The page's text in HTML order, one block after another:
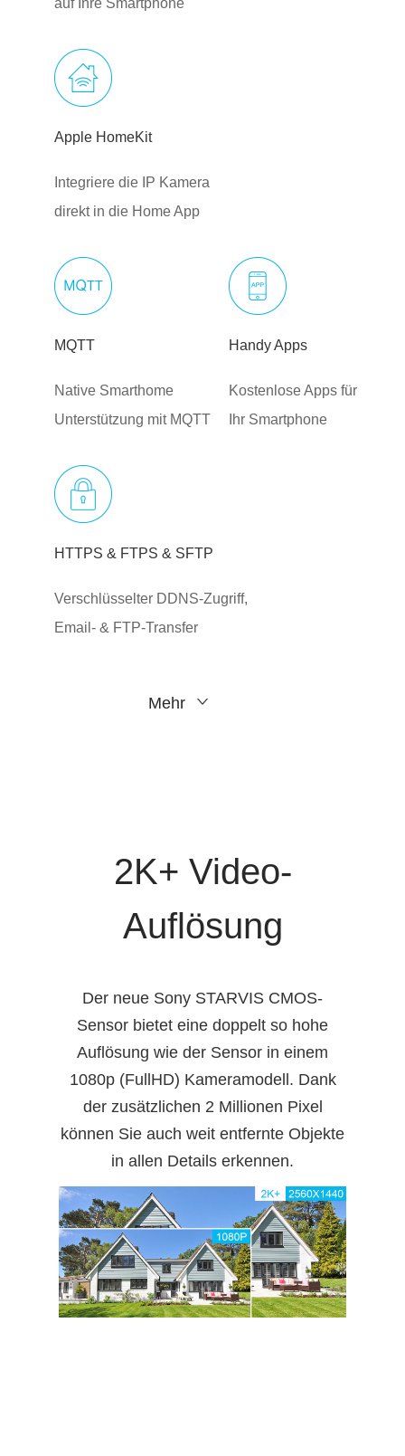
Apple HomeKit
Integriere die IP Kamera
direkt in die Home App
MQTT
Native Smarthome
Unterstützung mit MQTT
Handy Apps
Kostenlose Apps für
Ihr Smartphone
HTTPS & FTPS & SFTP
Verschlüsselter DDNS-Zugriff,
Email- & FTP-Transfer
Mehr
2K+ Video-
Auflösung
Der neue Sony STARVIS CMOS-
Sensor bietet eine doppelt so hohe
Auflösung wie der Sensor in einem
1080p (FullHD) Kameramodell. Dank
der zusätzlichen 2 Millionen Pixel
können Sie auch weit entfernte Objekte
in allen Details erkennen.